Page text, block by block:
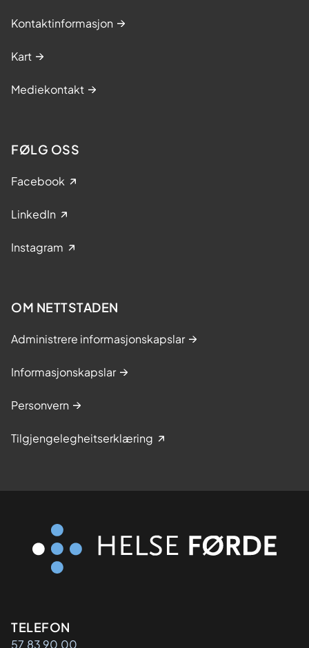
Kontaktinformasjon
Kart
Mediekontakt
FØLG OSS
Facebook
LinkedIn
Instagram
OM NETTSTADEN
Administrere informasjonskapslar
Informasjonskapslar
Personvern
Tilgjengelegheitserklæring
Kontaktinformasjon
TELEFON
57 83 90 00